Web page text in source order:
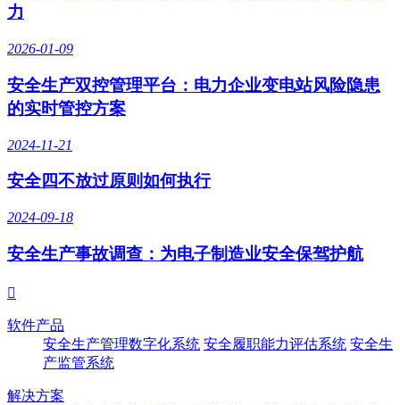
力
2026-01-09
安全生产双控管理平台：电力企业变电站风险隐患
的实时管控方案
2024-11-21
安全四不放过原则如何执行
2024-09-18
安全生产事故调查：为电子制造业安全保驾护航

软件产品
安全生产管理数字化系统 安全履职能力评估系统 安全生
产监管系统
解决方案